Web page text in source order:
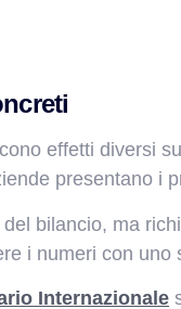
effetti diversi
presentano i
bilancio, ma
i numeri con
Internazionale